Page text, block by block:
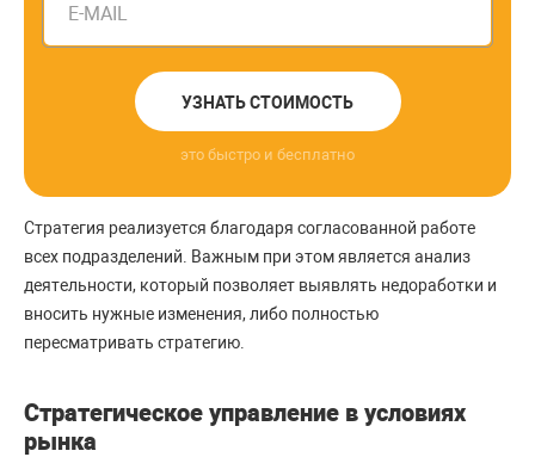
E-MAIL
УЗНАТЬ СТОИМОСТЬ
это быстро и бесплатно
Стратегия реализуется благодаря согласованной работе
всех подразделений. Важным при этом является анализ
деятельности, который позволяет выявлять недоработки и
вносить нужные изменения, либо полностью
пересматривать стратегию.
Стратегическое управление в условиях
рынка